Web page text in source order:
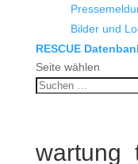
Bilder und
RESCUE
Seite wählen